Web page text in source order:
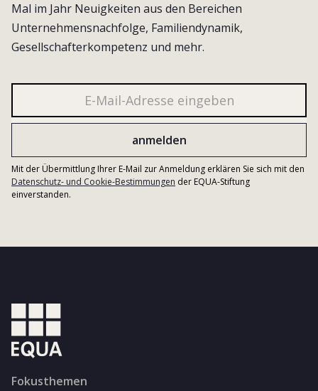
Mal im Jahr Neuigkeiten aus den Bereichen
Unternehmensnachfolge, Familiendynamik,
Gesellschafterkompetenz und mehr.
Mit der Übermittlung Ihrer E-Mail zur Anmeldung erklären Sie sich mit den
Datenschutz- und Cookie-Bestimmungen der EQUA-Stiftung
einverstanden.
Fokusthemen